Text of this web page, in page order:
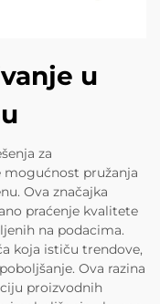
u
za
pružanja
Ova značajka
praćenje kvalitete
na podacima.
koja ističu trendove,
Ova razina
proizvodnih